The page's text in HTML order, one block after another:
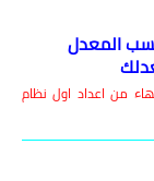
المعدل
من اعداد اول نظام